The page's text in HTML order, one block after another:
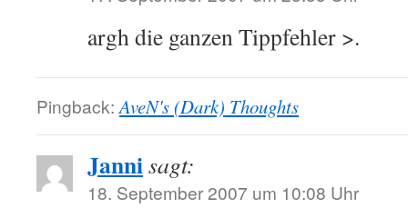
argh die ganzen Tippfehler >.
Pingback: AveN's (Dark) Thoughts
Jannisagt:
18. September 2007 um 10:08 Uhr